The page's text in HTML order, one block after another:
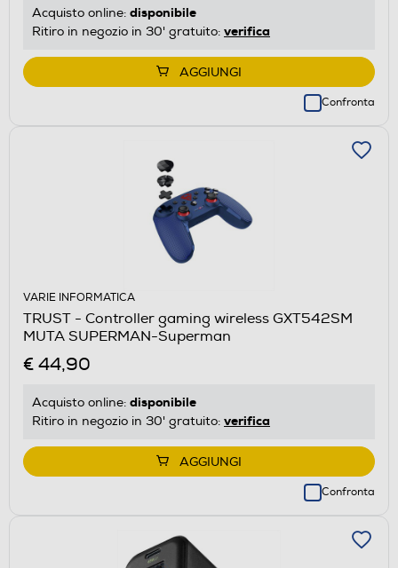
Acquisto online: disponibile
Ritiro in negozio in 30' gratuito: verifica
AGGIUNGI
Confronta
VARIE INFORMATICA
TRUST - Controller gaming wireless GXT542SM
MUTA SUPERMAN-Superman
€ 44,90
Acquisto online: disponibile
Ritiro in negozio in 30' gratuito: verifica
AGGIUNGI
Confronta